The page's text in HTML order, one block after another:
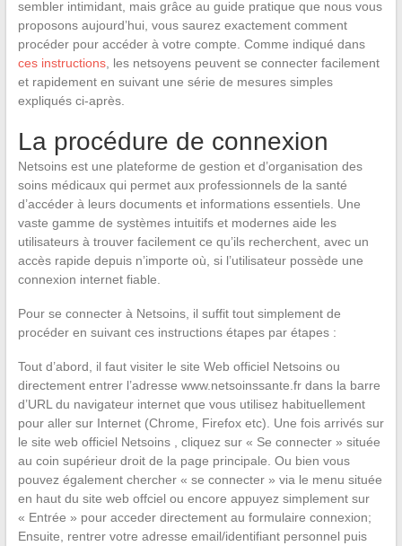
sembler intimidant, mais grâce au guide pratique que nous vous
proposons aujourd’hui, vous saurez exactement comment
procéder pour accéder à votre compte. Comme indiqué dans
ces instructions, les netsoyens peuvent se connecter facilement
et rapidement en suivant une série de mesures simples
expliqués ci-après.
La procédure de connexion
Netsoins est une plateforme de gestion et d’organisation des
soins médicaux qui permet aux professionnels de la santé
d’accéder à leurs documents et informations essentiels. Une
vaste gamme de systèmes intuitifs et modernes aide les
utilisateurs à trouver facilement ce qu’ils recherchent, avec un
accès rapide depuis n’importe où, si l’utilisateur possède une
connexion internet fiable.
Pour se connecter à Netsoins, il suffit tout simplement de
procéder en suivant ces instructions étapes par étapes :
Tout d’abord, il faut visiter le site Web officiel Netsoins ou
directement entrer l’adresse www.netsoinssante.fr dans la barre
d’URL du navigateur internet que vous utilisez habituellement
pour aller sur Internet (Chrome, Firefox etc). Une fois arrivés sur
le site web officiel Netsoins , cliquez sur « Se connecter » située
au coin supérieur droit de la page principale. Ou bien vous
pouvez également chercher « se connecter » via le menu située
en haut du site web offciel ou encore appuyez simplement sur
« Entrée » pour acceder directement au formulaire connexion;
Ensuite, rentrer votre adresse email/identifiant personnel puis